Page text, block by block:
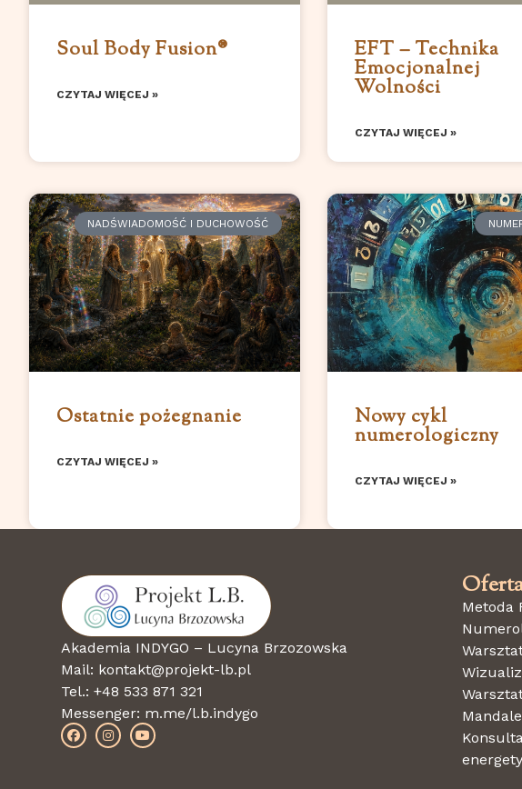
Soul Body Fusion®️
CZYTAJ WIĘCEJ »
EFT – Technika
Emocjonalnej
Wolności
CZYTAJ WIĘCEJ »
NADŚWIADOMOŚĆ I DUCHOWOŚĆ
Ostatnie pożegnanie
CZYTAJ WIĘCEJ »
Nowy cykl
numerologiczny
CZYTAJ WIĘCEJ »
Akademia INDYGO – Lucyna Brzozowska
Mail: kontakt@projekt-lb.pl
Tel.: +48 533 871 321
Messenger: m.me/l.b.indygo
Metoda
Mandale